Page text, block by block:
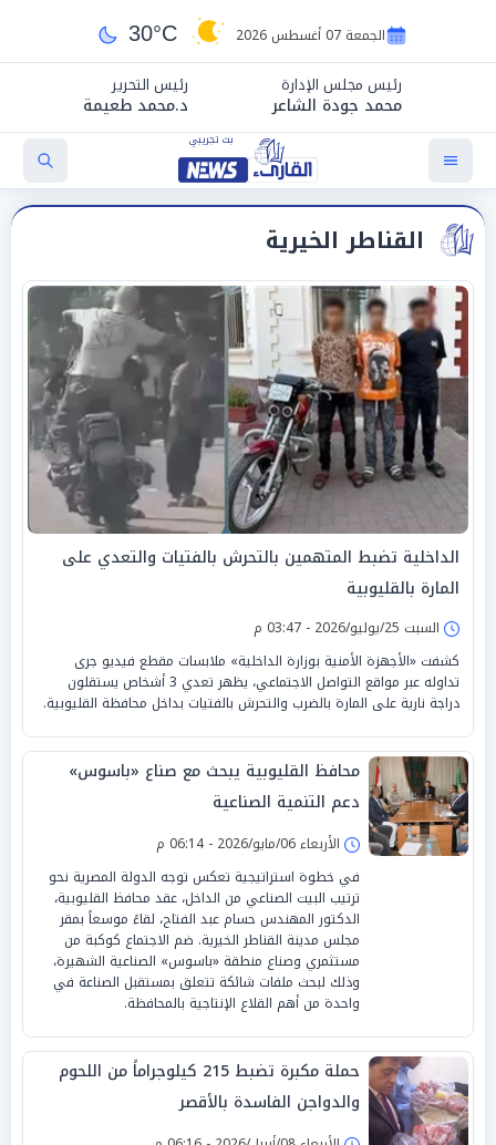
الجمعة 07 أغسطس 2026 30°C
رئيس مجلس الإدارة
محمد جودة الشاعر
رئيس التحرير
د.محمد طعيمة
القناطر الخيرية
الداخلية تضبط المتهمين بالتحرش بالفتيات والتعدي على
المارة بالقليوبية
السبت 25/يوليو/2026 - 03:47 م
كشفت «الأجهزة الأمنية بوزارة الداخلية» ملابسات مقطع فيديو جرى
تداوله عبر مواقع التواصل الاجتماعي، يظهر تعدي 3 أشخاص يستقلون
دراجة نارية على المارة بالضرب والتحرش بالفتيات بداخل محافظة القليوبية.
محافظ القليوبية يبحث مع صناع «باسوس»
دعم التنمية الصناعية
الأربعاء 06/مايو/2026 - 06:14 م
في خطوة استراتيجية تعكس توجه الدولة المصرية نحو
ترتيب البيت الصناعي من الداخل، عقد محافظ القليوبية،
الدكتور المهندس حسام عبد الفتاح، لقاءً موسعاً بمقر
مجلس مدينة القناطر الخيرية. ضم الاجتماع كوكبة من
مستثمري وصناع منطقة «باسوس» الصناعية الشهيرة،
وذلك لبحث ملفات شائكة تتعلق بمستقبل الصناعة في
واحدة من أهم القلاع الإنتاجية بالمحافظة.
حملة مكبرة تضبط 215 كيلوجراماً من اللحوم
والدواجن الفاسدة بالأقصر